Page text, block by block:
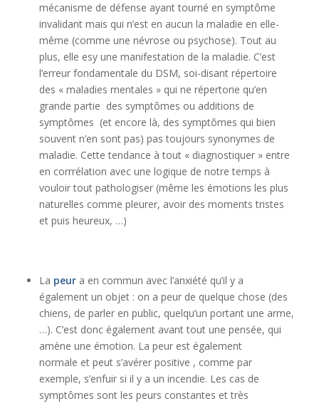
mécanisme de défense ayant tourné en symptôme
invalidant mais qui n’est en aucun la maladie en elle-
même (comme une névrose ou psychose). Tout au
plus, elle esy une manifestation de la maladie. C’est
l’erreur fondamentale du DSM, soi-disant répertoire
des « maladies mentales » qui ne répertorie qu’en
grande partie des symptômes ou additions de
symptômes (et encore là, des symptômes qui bien
souvent n’en sont pas) pas toujours synonymes de
maladie. Cette tendance à tout « diagnostiquer » entre
en corrrélation avec une logique de notre temps à
vouloir tout pathologiser (même les émotions les plus
naturelles comme pleurer, avoir des moments tristes
et puis heureux, …)
La peura en commun avec l’anxiété qu’il y a
également un objet : on a peur de quelque chose (des
chiens, de parler en public, quelqu’un portant une arme,
…). C’est donc également avant tout une pensée, qui
amène une émotion. La peur est également
normale et peut s’avérer positive , comme par
exemple, s’enfuir si il y a un incendie. Les cas de
symptômes sont les peurs constantes et très